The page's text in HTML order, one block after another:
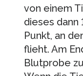
von einem
dieses dann
Punkt, an
flieht. Am
Blutprobe